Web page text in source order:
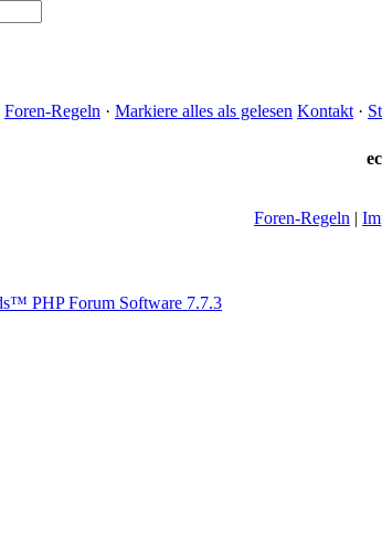
Foren-Regeln · Markiere alles als gelesen Kontakt ·
Foren-Regeln |
PHP Forum Software 7.7.3